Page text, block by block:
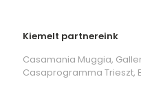
Kiemelt partnereink
Casamania Muggia,
Casaprogramma Trieszt,